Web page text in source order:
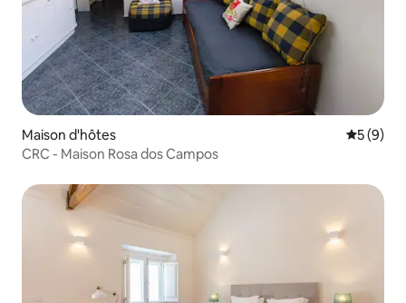
Maison d'hôtes
5 (9)
CRC - Maison Rosa dos Campos